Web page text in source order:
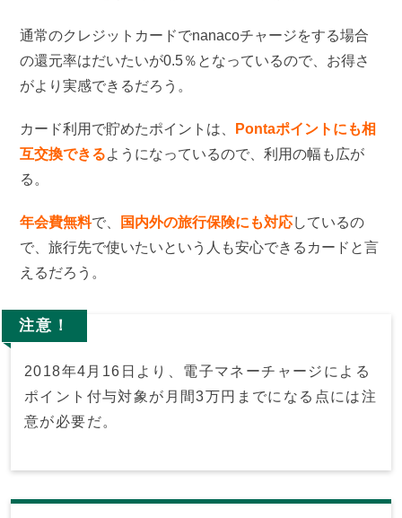
通常のクレジットカードでnanacoチャージをする場合
の還元率はだいたいが0.5％となっているので、お得さ
がより実感できるだろう。
カード利用で貯めたポイントは、
Pontaポイントにも相
互交換できるようになっているので、利用の幅も広が
る。
年会費無料で、 国内外の旅行保険にも対応しているの
で、旅行先で使いたいという人も安心できるカードと言
えるだろう。
注意！
2018年4月16日より、電子マネーチャージによる
ポイント付与対象が月間3万円までになる点には注
意が必要だ。